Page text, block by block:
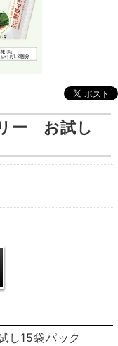
ー お試し
し15袋パック